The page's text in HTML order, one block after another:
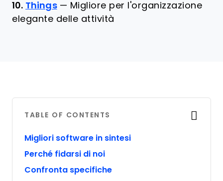
10. Things — Migliore per l'organizzazione
elegante delle attività
TABLE OF CONTENTS
Migliori software in sintesi
Perché fidarsi di noi
Confronta specifiche